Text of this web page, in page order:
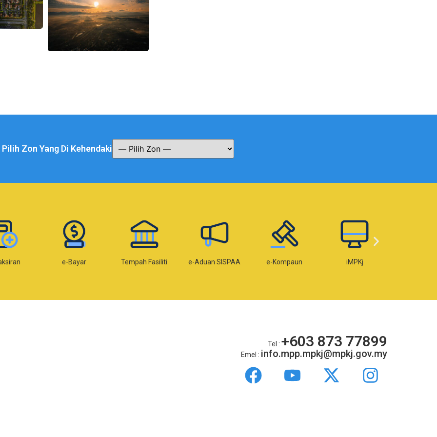
Zon Yang Di Kehendaki
e-Bayar Tempah Fasiliti e-Aduan SISPAA e-Kompaun iMPKj
Tel : +603 873 77899
Emel : info.mpp.mpkj@mpkj.gov.my